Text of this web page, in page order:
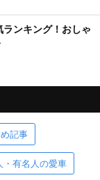
ランキング！おしゃ
記事
・有名人の愛車